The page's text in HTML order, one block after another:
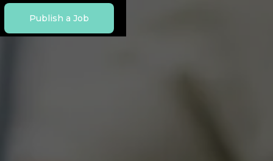
Publish a Job